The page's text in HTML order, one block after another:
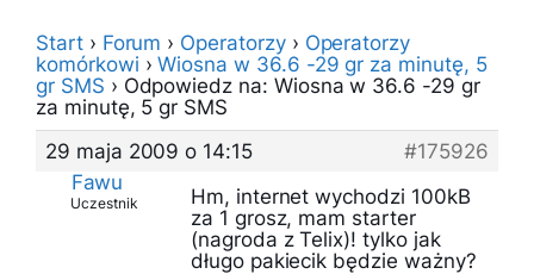
Start › Forum › Operatorzy › Operatorzy
komórkowi › Wiosna w 36.6 -29 gr za minutę, 5
gr SMS › Odpowiedz na: Wiosna w 36.6 -29 gr
za minutę, 5 gr SMS
29 maja 2009 o 14:15
#175926
Fawu
Uczestnik
Hm, internet wychodzi 100kB
za 1 grosz, mam starter
(nagroda z Telix)! tylko jak
długo pakiecik będzie ważny?